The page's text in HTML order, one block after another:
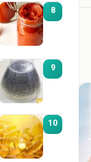
8
9
10